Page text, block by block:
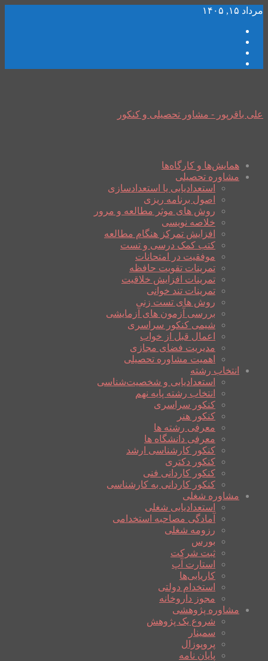
مرداد ۱۵, ۱۴۰۵
علی باقرپور - مشاور تحصیلی و کنکور
همایش‌ها و کارگاه‌ها
مشاوره تحصیلی
استعدادیابی یا استعدادسازی
اصول برنامه ریزی
روش های موثر مطالعه و مرور
خلاصه نویسی
افزایش تمرکز هنگام مطالعه
کتب کمک درسی و تست
موفقیت در امتحانات
تمرینات تقویت حافظه
تمرینات افزایش خلاقیت
تمرینات تند خوانی
روش های تست زنی
بررسی آزمون های آزمایشی
شیمی کنکور سراسری
اعمال قبل از خواب
مدیریت فضای مجازی
اهمیت مشاوره تحصیلی
انتخاب رشته
استعدادیابی و شخصیت‌شناسی
انتخاب رشته پایه نهم
کنکور سراسری
کنکور هنر
معرفی رشته ها
معرفی دانشگاه ها
کنکور کارشناسی ارشد
کنکور دکتری
کنکور کاردانی فنی
کنکور کاردانی به کارشناسی
مشاوره شغلی
استعدادیابی شغلی
آمادگی مصاحبه استخدامی
رزومه شغلی
بورس
ثبت شرکت
استارت آپ
کاریابی‌ها
استخدام دولتی
مجوز داروخانه
مشاوره پژوهشی
شروع یک پژوهش
سمینار
پروپوزال
پایان نامه